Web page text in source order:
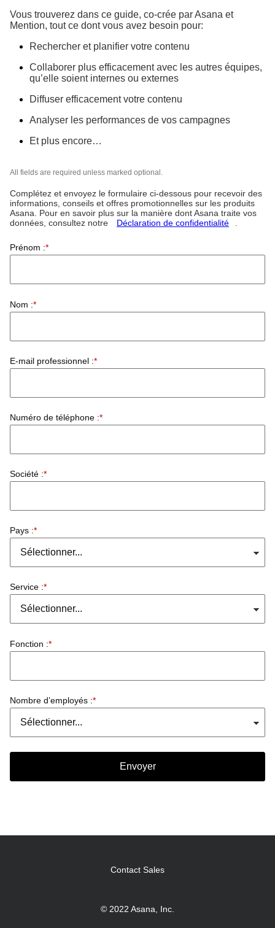
Vous trouverez dans ce guide, co-crée par Asana et
Mention, tout ce dont vous avez besoin pour:
Rechercher et planifier votre contenu
Collaborer plus efficacement avec les autres équipes,
qu’elle soient internes ou externes
Diffuser efficacement votre contenu
Analyser les performances de vos campagnes
Et plus encore…
All fields are required unless marked optional.
Complétez et envoyez le formulaire ci-dessous pour recevoir des
informations, conseils et offres promotionnelles sur les produits
Asana. Pour en savoir plus sur la manière dont Asana traite vos
données, consultez notre
Déclaration de confidentialité
*
Prénom :
*
Nom :
*
E-mail professionnel :
*
Numéro de téléphone :
*
Société :
*
Pays :
*
Service :
*
Fonction :
*
Nombre d’employés :
Envoyer
Contact Sales
© 2022 Asana, Inc.